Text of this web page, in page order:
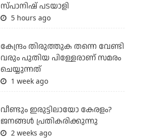
സ്പാനിഷ് പടയാളി
5 hours ago
കേന്ദ്രം തിരുത്തുക തന്നെ വേണ്ടി
വരും പുതിയ പിള്ളേരാണ് സമരം
ചെയ്യുന്നത്
1 week ago
വീണ്ടും ഇരുട്ടിലായോ കേരളം?
ജനങ്ങൾ പ്രതികരിക്കുന്നു
2 weeks ago